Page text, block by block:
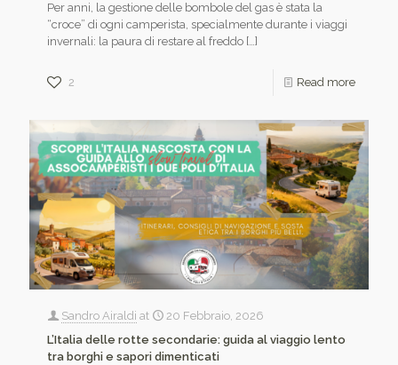
Per anni, la gestione delle bombole del gas è stata la
“croce” di ogni camperista, specialmente durante i viaggi
invernali: la paura di restare al freddo […]
2 Read more
Sandro Airaldi at
20 Febbraio, 2026
L’Italia delle rotte secondarie: guida al viaggio lento
tra borghi e sapori dimenticati